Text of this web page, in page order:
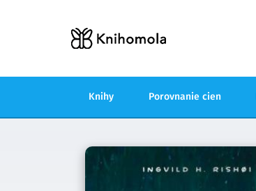
Knihy Porovnanie cien